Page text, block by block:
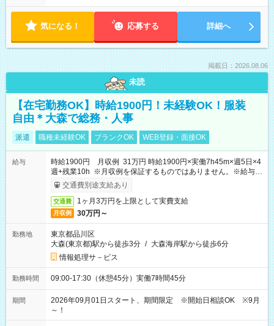
気になる！ 応募する 詳細へ
掲載日：2026.08.06
未読
【在宅勤務OK】時給1900円！未経験OK！服装
自由＊大森で総務・人事
派遣 職種未経験OK ブランクOK WEB登録・面接OK
給与
時給1900円 月収例 31万円 時給1900円×実働7h45m×週5日×4
週+残業10h ※月収例を保証するものではありません。※給与即
受取りサービス利用可（利用条件有）
交通費別途支給あり
交通費 1ヶ月3万円を上限として実費支給
月収例 30万円～
勤務地
東京都品川区
大森(東京都)駅から徒歩3分 / 大森海岸駅から徒歩6分
情報処理サ－ビス
勤務時間 09:00-17:30（休憩45分）実働7時間45分
期間
2026年09月01日スタート、期間限定 ※開始日相談OK ※9月
～！